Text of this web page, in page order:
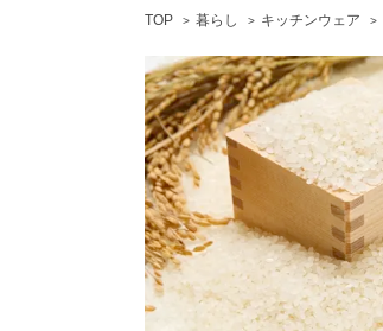
TOP 暮らし キッチンウェア